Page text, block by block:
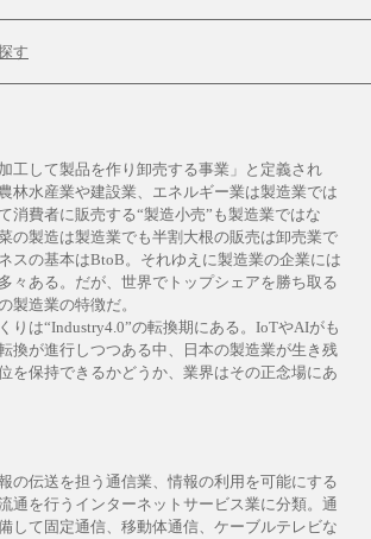
す
工して製品を作り卸売する事業」と定義され
林水産業や建設業、エネルギー業は製造業では
消費者に販売する“製造小売”も製造業ではな
の製造は製造業でも半割大根の販売は卸売業で
スの基本はBtoB。それゆえに製造業の企業には
々ある。だが、世界でトップシェアを勝ち取る
製造業の特徴だ。
りは“Industry4.0”の転換期にある。IoTやAIがも
換が進行しつつある中、日本の製造業が生き残
を保持できるかどうか、業界はその正念場にあ
の伝送を担う通信業、情報の利用を可能にする
通を行うインターネットサービス業に分類。通
して固定通信、移動体通信、ケーブルテレビな